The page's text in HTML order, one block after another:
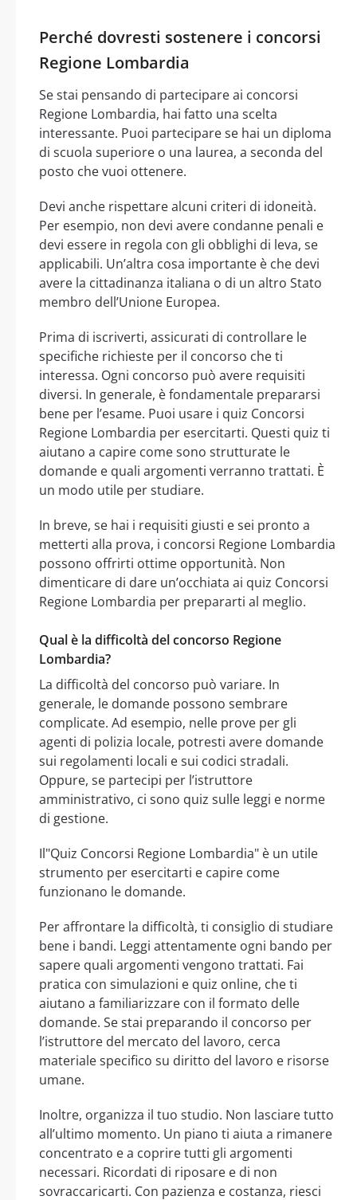
Perché dovresti sostenere i concorsi
Regione Lombardia
Se stai pensando di partecipare ai concorsi
Regione Lombardia, hai fatto una scelta
interessante. Puoi partecipare se hai un diploma
di scuola superiore o una laurea, a seconda del
posto che vuoi ottenere.
Devi anche rispettare alcuni criteri di idoneità.
Per esempio, non devi avere condanne penali e
devi essere in regola con gli obblighi di leva, se
applicabili. Un’altra cosa importante è che devi
avere la cittadinanza italiana o di un altro Stato
membro dell’Unione Europea.
Prima di iscriverti, assicurati di controllare le
specifiche richieste per il concorso che ti
interessa. Ogni concorso può avere requisiti
diversi. In generale, è fondamentale prepararsi
bene per l’esame. Puoi usare i quiz Concorsi
Regione Lombardia per esercitarti. Questi quiz ti
aiutano a capire come sono strutturate le
domande e quali argomenti verranno trattati. È
un modo utile per studiare.
In breve, se hai i requisiti giusti e sei pronto a
metterti alla prova, i concorsi Regione Lombardia
possono offrirti ottime opportunità. Non
dimenticare di dare un’occhiata ai quiz Concorsi
Regione Lombardia per prepararti al meglio.
Qual è la difficoltà del concorso Regione
Lombardia?
La difficoltà del concorso può variare. In
generale, le domande possono sembrare
complicate. Ad esempio, nelle prove per gli
agenti di polizia locale, potresti avere domande
sui regolamenti locali e sui codici stradali.
Oppure, se partecipi per l’istruttore
amministrativo, ci sono quiz sulle leggi e norme
di gestione.
Il"Quiz Concorsi Regione Lombardia" è un utile
strumento per esercitarti e capire come
funzionano le domande.
Per affrontare la difficoltà, ti consiglio di studiare
bene i bandi. Leggi attentamente ogni bando per
sapere quali argomenti vengono trattati. Fai
pratica con simulazioni e quiz online, che ti
aiutano a familiarizzare con il formato delle
domande. Se stai preparando il concorso per
l’istruttore del mercato del lavoro, cerca
materiale specifico su diritto del lavoro e risorse
umane.
Inoltre, organizza il tuo studio. Non lasciare tutto
all’ultimo momento. Un piano ti aiuta a rimanere
concentrato e a coprire tutti gli argomenti
necessari. Ricordati di riposare e di non
sovraccaricarti. Con pazienza e costanza, riesci